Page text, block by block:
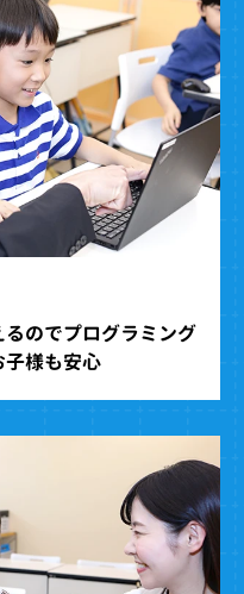
のでプログラミング
様も安心